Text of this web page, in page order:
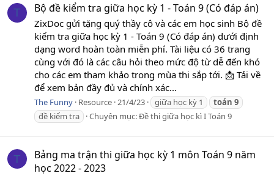
T Bộ đề kiểm tra giữa học kỳ 1 - Toán 9 (Có đáp án)
ZixDoc gửi tặng quý thầy cô và các em học sinh Bộ đề
kiểm tra giữa học kỳ 1 - Toán 9 (Có đáp án) dưới định
dạng word hoàn toàn miễn phí. Tài liệu có 36 trang
cùng với đó là các câu hỏi theo mức độ từ dễ đến khó
cho các em tham khảo trong mùa thi sắp tới. 📩 Tải về
để xem bản đầy đủ và chính xác...
The Funny Resource 21/4/23 giữa học kỳ 1 toán 9
đề kiểm tra
Chuyên mục:Đề thi giữa học kì I Toán 9
T
Bảng ma trận thi giữa học kỳ 1 môn Toán 9 năm
học 2022 - 2023